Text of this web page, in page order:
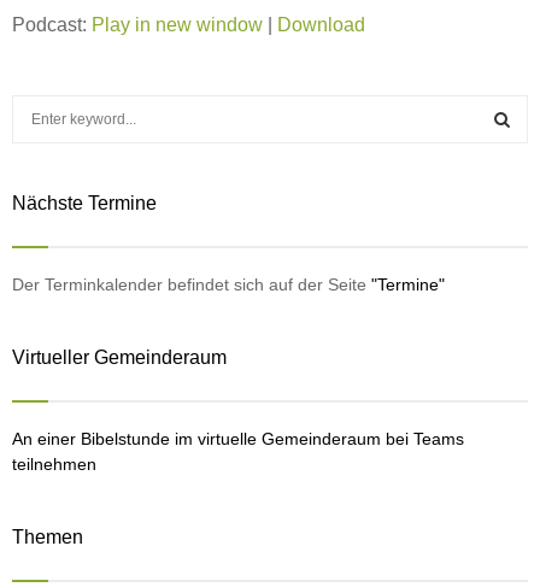
d
a
y
e
Podcast: Play in new window Download
c
o
Nächste Termine
Der Terminkalender befindet sich auf der Seite "Termine"
Virtueller Gemeinderaum
An einer Bibelstunde im virtuelle Gemeinderaum bei Teams
teilnehmen
Themen